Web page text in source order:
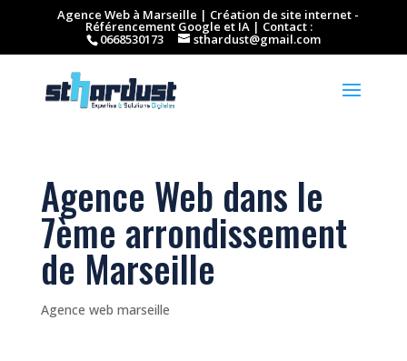
Agence Web à Marseille | Création de site internet -
Référencement Google et IA | Contact :
0668530173 sthardust@gmail.com
Agence Web dans le
7ème arrondissement
de Marseille
Agence web marseille